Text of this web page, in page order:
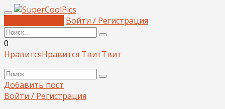
Войти / Регистрация
0
НравитсяНравится ТвитТвит
Добавить пост
Войти / Регистрация